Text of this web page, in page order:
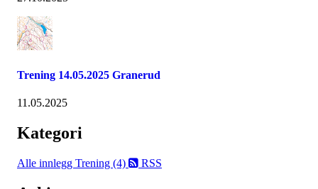
Trening 14.05.2025 Granerud
11.05.2025
Kategori
Alle innlegg Trening (4) RSS